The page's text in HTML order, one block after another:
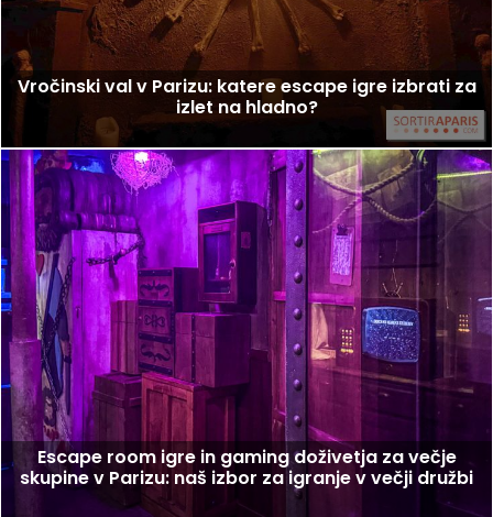
Vročinski val v Parizu: katere escape igre izbrati za
izlet na hladno?
Escape room igre in gaming doživetja za večje
skupine v Parizu: naš izbor za igranje v večji družbi